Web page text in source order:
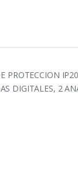
PROTECCION
DIGITALES, 2